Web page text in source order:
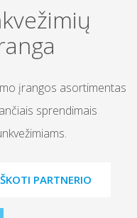
įrangos asortimentas
sprendimais
PARTNERIO